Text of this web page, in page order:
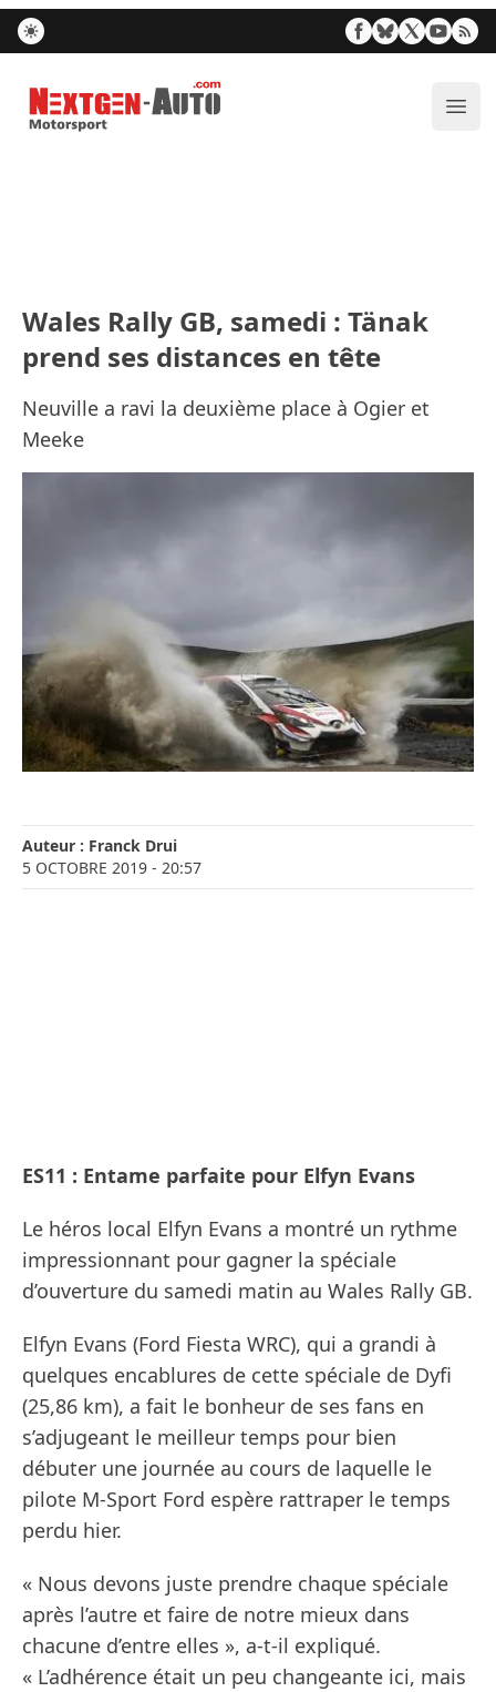
Nextgen-Auto.com
Wales Rally GB, samedi : Tänak
prend ses distances en tête
Neuville a ravi la deuxième place à Ogier et
Meeke
Auteur : Franck Drui
5 OCTOBRE 2019 - 20:57
ES11 : Entame parfaite pour Elfyn Evans
Le héros local Elfyn Evans a montré un rythme
impressionnant pour gagner la spéciale
d’ouverture du samedi matin au Wales Rally GB.
Elfyn Evans (Ford Fiesta WRC), qui a grandi à
quelques encablures de cette spéciale de Dyfi
(25,86 km), a fait le bonheur de ses fans en
s’adjugeant le meilleur temps pour bien
débuter une journée au cours de laquelle le
pilote M-Sport Ford espère rattraper le temps
perdu hier.
« Nous devons juste prendre chaque spéciale
après l’autre et faire de notre mieux dans
chacune d’entre elles », a-t-il expliqué.
« L’adhérence était un peu changeante ici, mais